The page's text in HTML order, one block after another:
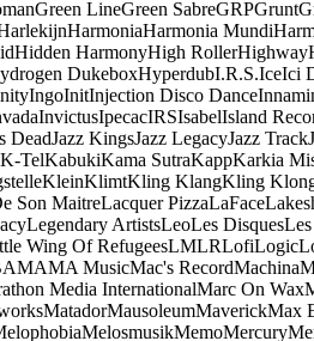
Green LineGreen SabreGRPGrunt
HarmoniaHarmonia Mundi
Hidden HarmonyHigh RollerHighway
DukeboxHyperdubI.R.S.IceIci
IngoInitInjection Disco Dance
InvictusIpecacIRSIsabelIsland
DeadJazz KingsJazz LegacyJazz Track
K-TelKabukiKama SutraKappKarkia
KleinKlimtKling KlangKling
Son MaitreLacquer PizzaLaFace
Legendary ArtistsLeoLes Disques
Wing Of RefugeesLMLRLofiLogic
MAMA MusicMac's RecordMachina
Media InternationalMarc On Wax
MatadorMausoleumMaverickMax
MelosmusikMemoMercury